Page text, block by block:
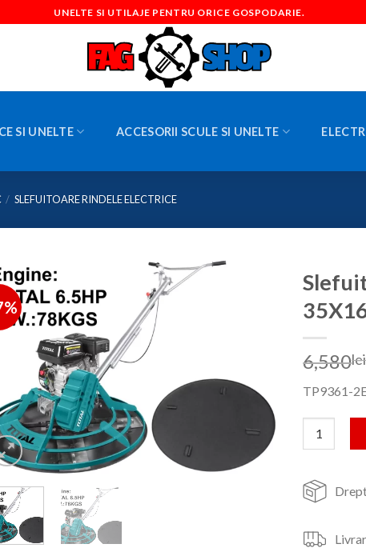
UNELTE SI UTILAJE PENTRU ORICE GOSPODARIE.
SI UNELTE ACCESORII SCULE SI UNELTE
/ SLEFUITOARE RINDELE ELECTRICE
6,580lei
TP9361-
Cantitate